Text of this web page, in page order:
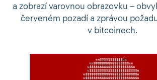
a zobrazí varovnou obrazovku –
červeném pozadí a zprávou
v bitcoinech.